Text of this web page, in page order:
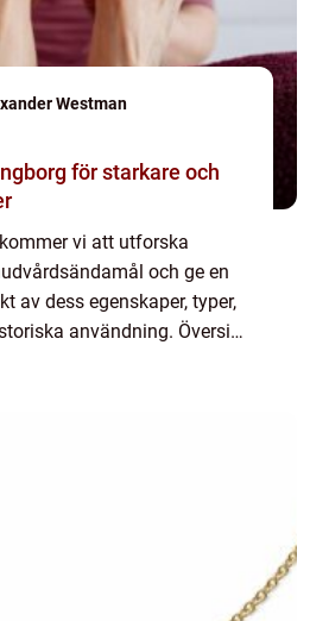
Westman
för starkare och
vi att utforska
och ge en
av dess egenskaper, typer,
användning. Översikt